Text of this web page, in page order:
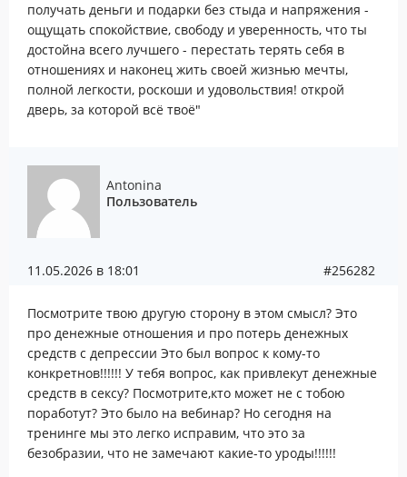
получать деньги и подарки без стыда и напряжения -
ощущать спокойствие, свободу и уверенность, что ты
достойна всего лучшего - перестать терять себя в
отношениях и наконец жить своей жизнью мечты,
полной легкости, роскоши и удовольствия! открой
дверь, за которой всё твоё"
Antonina
Пользователь
11.05.2026 в 18:01 #256282
Посмотрите твою другую сторону в этом смысл? Это
про денежные отношения и про потерь денежных
средств с депрессии Это был вопрос к кому-то
конкретнов!!!!!! У тебя вопрос, как привлекут денежные
средств в сексу? Посмотрите,кто может не с тобою
поработут? Это было на вебинар? Но сегодня на
тренинге мы это легко исправим, что это за
безобразии, что не замечают какие-то уроды!!!!!!